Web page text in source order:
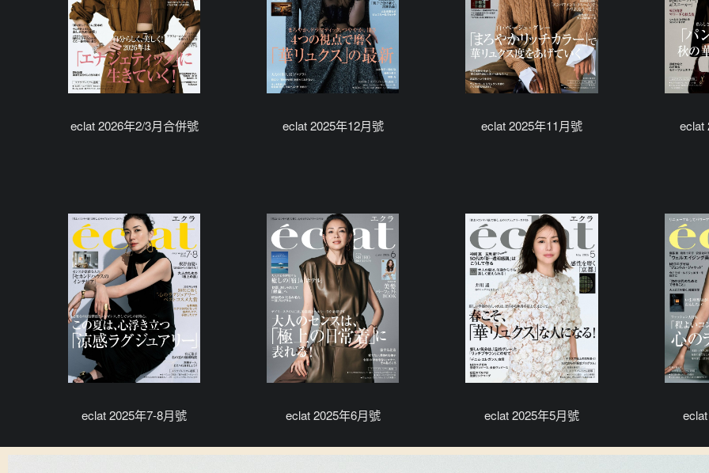
eclat 2026年2/3月合併號 eclat 2025年12月號 eclat 2025年11月號 eclat
eclat 2025年7-8月號 eclat 2025年6月號 eclat 2025年5月號